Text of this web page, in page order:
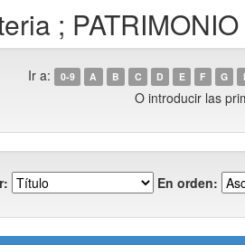
;
Ir a: 0-9 A B C D E F G
O introducir las
En orden: